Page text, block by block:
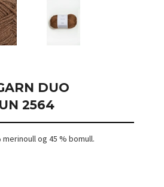
DUO
2564
merinoull og 45 % bomull.